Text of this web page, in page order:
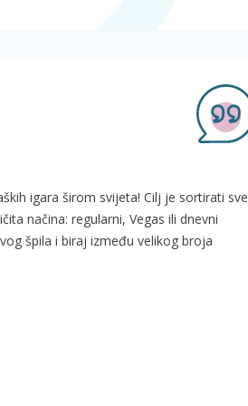
igara širom svijeta! Cilj je sortirati sve
načina: regularni, Vegas ili dnevni
špila i biraj između velikog broja